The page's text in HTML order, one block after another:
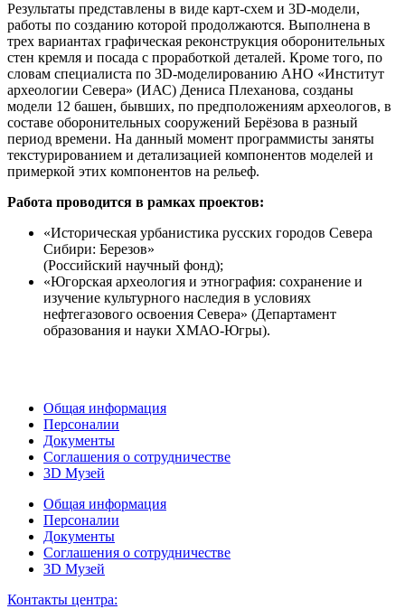
Результаты представлены в виде карт-схем и 3D-модели,
работы по созданию которой продолжаются. Выполнена в
трех вариантах графическая реконструкция оборонительных
стен кремля и посада с проработкой деталей. Кроме того, по
словам специалиста по 3D-моделированию АНО «Институт
археологии Севера» (ИАС) Дениса Плеханова, созданы
модели 12 башен, бывших, по предположениям археологов, в
составе оборонительных сооружений Берёзова в разный
период времени. На данный момент программисты заняты
текстурированием и детализацией компонентов моделей и
примеркой этих компонентов на рельеф.
Работа проводится в рамках проектов:
«Историческая урбанистика русских городов Севера
Сибири: Березов»
(Российский научный фонд);
«Югорская археология и этнография: сохранение и
изучение культурного наследия в условиях
нефтегазового освоения Севера» (Департамент
образования и науки ХМАО-Югры).
Общая информация
Персоналии
Документы
Соглашения о сотрудничестве
3D Музей
Общая информация
Персоналии
Документы
Соглашения о сотрудничестве
3D Музей
Контакты центра: